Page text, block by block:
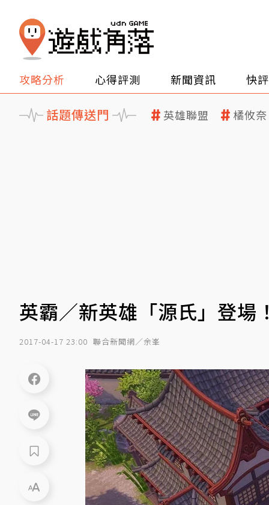
攻略分析 心得評測 新聞資訊 快
話題傳送門 英雄聯盟 橘攸奈
英霸／新英雄「源氏」登場
2017-04-17 23:00 聯合新聞網／余峯